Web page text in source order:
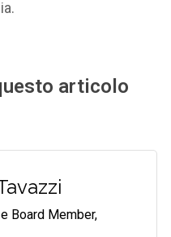
articolo
Board Member,